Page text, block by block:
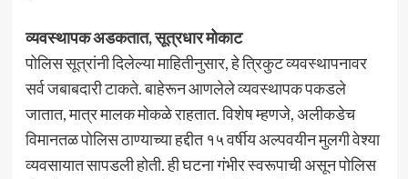
व्यवस्थापक अडकतात, सूत्रधार मोकाट
पोलिस सूत्रांनी दिलेल्या माहितीनुसार, हे त्रिकुट व्यवस्थापनावर
सर्व जबाबदारी टाकते. बाहेरून आणलेले व्यवस्थापक पकडले
जातात, मात्र मालक मोकळे राहतात. विशेष म्हणजे, अलीकडेच
विमानतळ पोलिस ठाण्याच्या हद्दीत १५ वर्षीय अल्पवयीन मुलगी वेश्या
व्यवसायात सापडली होती. ही घटना गंभीर स्वरूपाची असून पोलिस